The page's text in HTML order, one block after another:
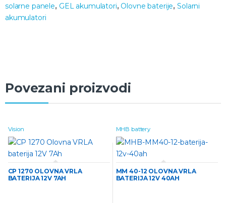
solarne panele, GEL akumulatori, Olovne baterije,Solarni
akumulatori
Povezani proizvodi
Vision
CP 1270 OLOVNA VRLA
BATERIJA 12V 7AH
MHB battery
MM 40-12 OLOVNA VRLA
BATERIJA 12V 40AH